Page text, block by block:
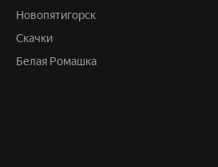
Новопятигорск
Скачки
Белая Ромашка